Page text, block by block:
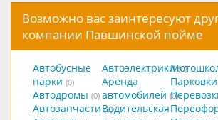
Возможно вас заинтересуют
компании Павшинской пойме
Автобусные
парки (0)
Автодромы (0)
Автозапчасти (2)
Автоэлектрики (0)
Аренда
автомобилей (0)
Водительская
Парковки